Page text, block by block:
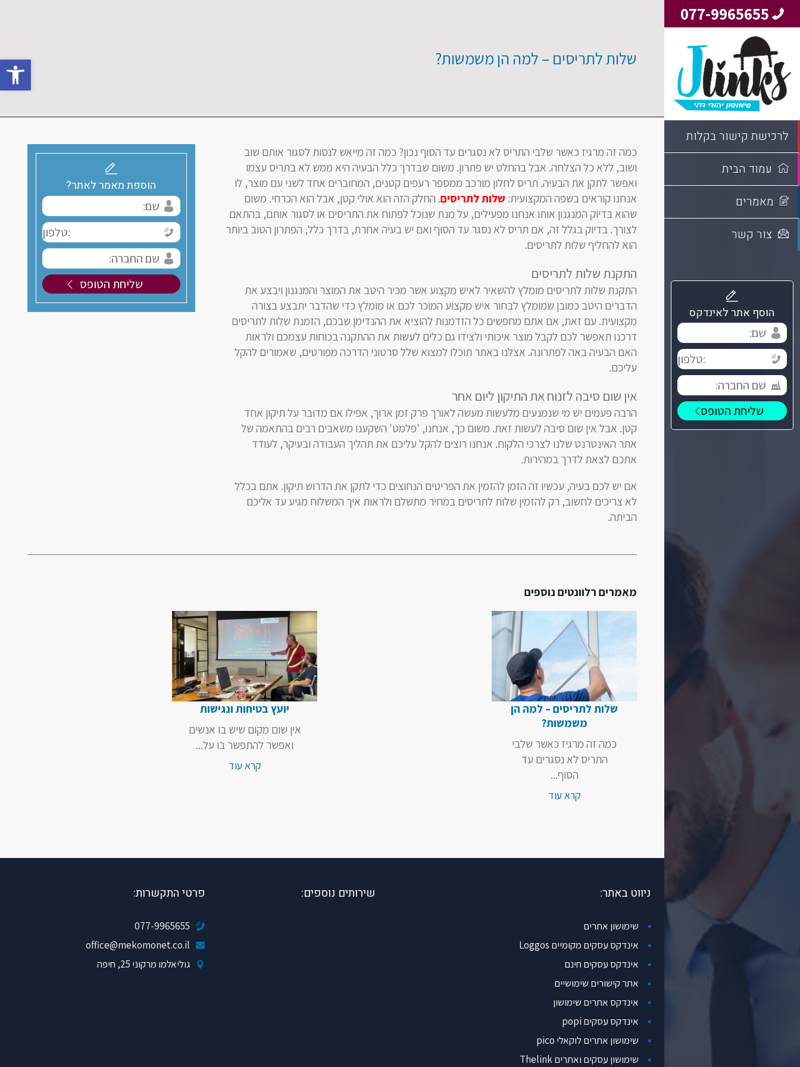
077-9965655
לרכישת קישור בקלות
עמוד הבית
מאמרים
צור קשר
הוסף אתר לאינדקס
שלות לתריסים – למה הן משמשות?
כמה זה מרגיז כאשר שלבי התריס לא נסגרים עד הסוף נכון? כמה זה מייאש לנסות לסגור אותם שוב
ושוב, ללא כל הצלחה. אבל בהחלט יש פתרון. משום שבדרך כלל הבעיה היא ממש לא בתריס עצמו
ואפשר לתקן את הבעיה. תריס לחלון מורכב ממספר רעפים קטנים, המחוברים אחד לשני עם מוצר, לו
אנחנו קוראים בשפה המקצועית: שלות לתריסים. החלק הזה הוא אולי קטן, אבל הוא הכרחי. משום
שהוא בדיוק המנגנון אותו אנחנו מפעילים, על מנת שנוכל לפתוח את התריסים או לסגור אותם, בהתאם
לצורך. בדיוק בגלל זה, אם תריס לא נסגר עד הסוף ואם יש בעיה אחרת, בדרך כלל, הפתרון הטוב ביותר
הוא להחליף שלות לתריסים.
התקנת שלות לתריסים
התקנת שלות לתריסים מומלץ להשאיר לאיש מקצוע אשר מכיר היטב את המוצר והמנגנון ויבצע את
הדברים היטב כמובן שמומלץ לבחור איש מקצוע המוכר לכם או מומלץ כדי שהדבר יתבצע בצורה
מקצועית. עם זאת, אם אתם מחפשים כל הזדמנות להוציא את ההנדימן שבכם, הזמנת שלות לתריסים
דרכנו תאפשר לכם לקבל מוצר איכותי ולצידו גם כלים לעשות את ההתקנה בכוחות עצמכם ולראות
האם הבעיה באה לפתרונה. אצלנו באתר תוכלו למצוא שלל סרטוני הדרכה מפורטים, שאמורים להקל
עליכם.
אין שום סיבה לזנוח את התיקון ליום אחר
הרבה פעמים יש מי שנמנעים מלעשות מעשה לאורך פרק זמן ארוך, אפילו אם מדובר על תיקון אחד
קטן. אבל אין שום סיבה לעשות זאת. משום כך, אנחנו, 'פלמט' השקענו משאבים רבים בהתאמה של
אתר האינטרנט שלנו לצרכי הלקוח. אנחנו רוצים להקל עליכם את תהליך העבודה ובעיקר, לעודד
אתכם לצאת לדרך במהירות.
אם יש לכם בעיה, עכשיו זה הזמן להזמין את הפריטים הנחוצים כדי לתקן את הדרוש תיקון. אתם בכלל
לא צריכים לחשוב, רק להזמין שלות לתריסים במחיר מתשלם ולראות איך המשלוח מגיע עד אליכם
הביתה.
הוספת מאמר לאתר?
מאמרים רלוונטים נוספים
שלות לתריסים – למה הן
משמשות?
כמה זה מרגיז כאשר שלבי
התריס לא נסגרים עד
הסוף...
קרא עוד
יועץ בטיחות ונגישות
אין שום מקום שיש בו אנשים
ואפשר להתפשר בו על...
קרא עוד
ניווט באתר:
שימושון אתרים
אינדקס עסקים מקומיים Loggos
אינדקס עסקים חינם
אתר קישורים שימושיים
אינדקס אתרים שימושון
אינדקס עסקים popi
שימושון אתרים לוקאלי pico
שימושון עסקים ואתרים Thelink
שירותים נוספים: פרטי התקשרות:
077-9965655
office@mekomonet.co.il
גוליאלמו מרקוני 25, חיפה